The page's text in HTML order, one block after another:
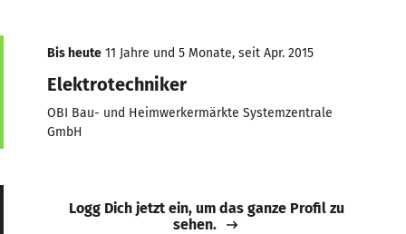
Bis heute 11 Jahre und 5 Monate, seit Apr. 2015
Elektrotechniker
OBI Bau- und Heimwerkermärkte Systemzentrale
GmbH
Logg Dich jetzt ein, um das ganze Profil zu
sehen.